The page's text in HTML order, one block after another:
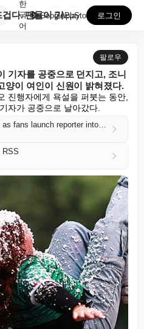
월드컵 열기가 뜨겁다. 팬들이 기자를 공중으로 던지고,...
한
국
어
GooglePlay
AppStore 로그인
팔로우
기자를 공중으로 던지고, 조니
양이 여인이 신원이 밝혀졌다.
진행자에게 욕설을 퍼붓는 동안,
자가 공중으로 날아갔다.
World Cup fever takes off as fans launch reporter into air, Johnny Manziel goes nuts & viral cat lady ID'd
RSS